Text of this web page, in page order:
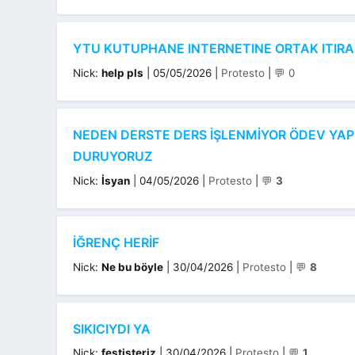
YTU KUTUPHANE INTERNETINE ORTAK
Nick: help pls 05/05/2026 Kategoriler
Protesto 💬 0
NEDEN DERSTE DERS IŞLENMIYOR ÖDEV
DURUYORUZ
Nick: İsyan 04/05/2026 Kategoriler
Protesto 💬 3
İĞRENÇ HERIF
Nick: Ne bu böyle 30/04/2026 Kategoriler
Protesto 💬 8
SIKICIYDI YA
Kategoriler